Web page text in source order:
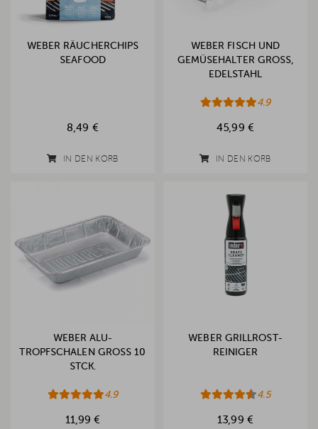
WEBER RÄUCHERCHIPS
SEAFOOD
8,49 €
IN DEN KORB
WEBER FISCH UND
GEMÜSEHALTER GROSS, E
DELSTAHL
4.9
45,99 €
IN DEN KORB
WEBER ALU-
TROPFSCHALEN GROSS 10 S
TCK.
4.9
11,99 €
WEBER GRILLROST-
REINIGER
4.5
13,99 €